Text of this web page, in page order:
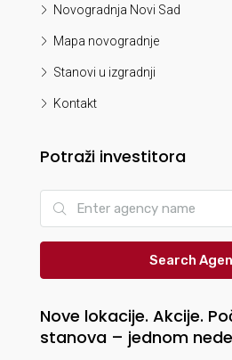
Novogradnja Novi Sad
Mapa novogradnje
Stanovi u izgradnji
Kontakt
Potraži investitora
Search
Nove lokacije. Akcije.
stanova – jednom